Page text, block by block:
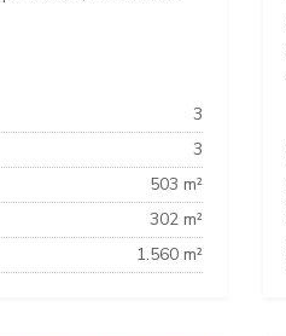
3
3
503 m²
302 m²
1.560 m²